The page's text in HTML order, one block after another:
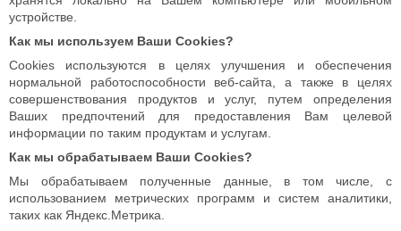
устройстве.
Как мы используем Ваши Cookies?
Cookies используются в целях улучшения и обеспечения
нормальной работоспособности веб-сайта, а также в целях
совершенствования продуктов и услуг, путем определения
Ваших предпочтений для предоставления Вам целевой
информации по таким продуктам и услугам.
Как мы обрабатываем Ваши Cookies?
Мы обрабатываем полученные данные, в том числе, с
использованием метрических программ и систем аналитики,
таких как Яндекс.Метрика.